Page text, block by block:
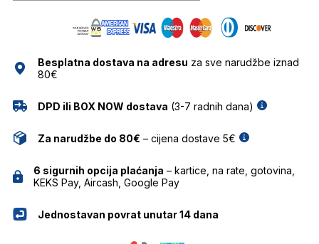
Besplatna dostava na adresu za sve narudžbe iznad
80€
DPD ili BOX NOW dostava (3-7 radnih dana)
Za narudžbe do 80€ – cijena dostave 5€
6 sigurnih opcija plaćanja – kartice, na rate, gotovina,
KEKS Pay, Aircash, Google Pay
Jednostavan povrat unutar 14 dana